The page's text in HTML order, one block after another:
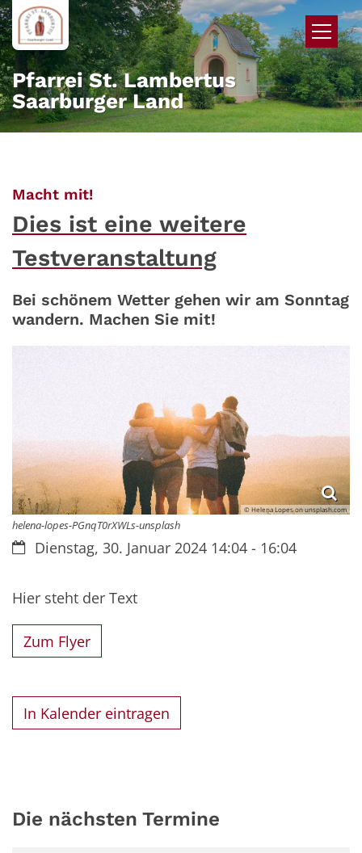
Zum Inhalt springen
Pfarrei St. Lambertus
Saarburger Land
Macht mit!:
Dies ist eine weitere
Testveranstaltung
Bei schönem Wetter gehen wir am Sonntag
wandern. Machen Sie mit!
© Helena Lopes on unsplash.com
helena-lopes-PGnqT0rXWLs-unsplash
Datum:Dienstag, 30. Januar 2024 14:04 - 16:04
Hier steht der Text
Zum Flyer
In Kalender eintragen
Die nächsten Termine